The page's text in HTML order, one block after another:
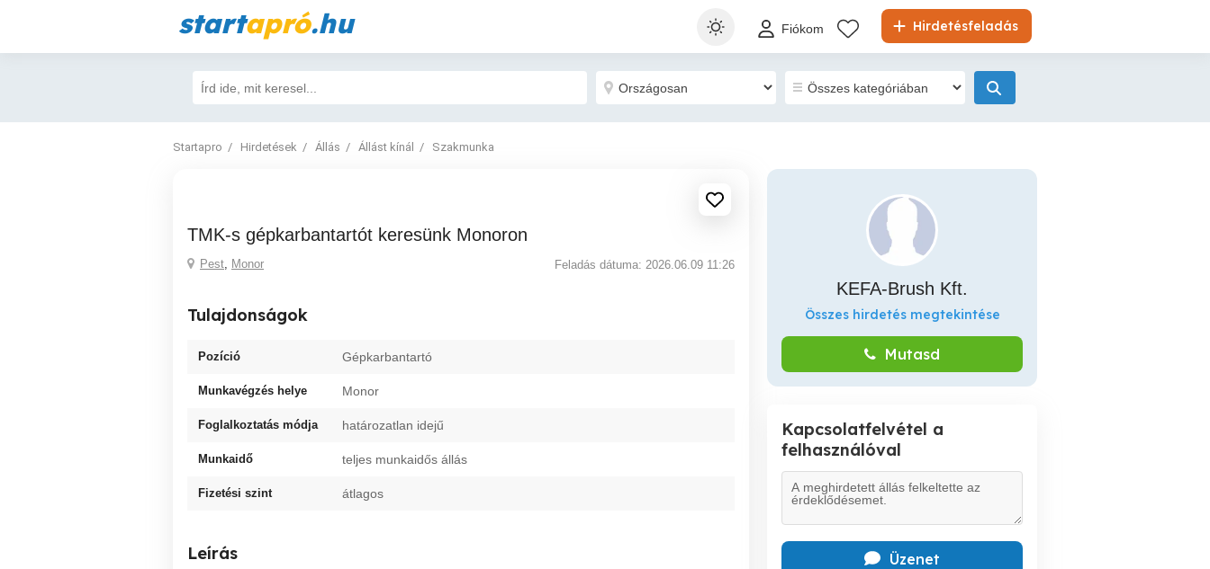
startapró.hu Hirdetésfeladás
Fiókom
Startapro Hirdetések Állás Állást kínál Szakmunka
TMK-s gépkarbantartót keresünk Monoron
Pest, Monor Feladás dátuma: 2026.06.09 11:26
Tulajdonságok
Pozíció Gépkarbantartó
Munkavégzés helye Monor
Foglalkoztatás módja határozatlan idejű
Munkaidő teljes munkaidős állás
Fizetési szint átlagos
Leírás
KEFA-Brush Kft.
Összes hirdetés megtekintése
Mutasd
Kapcsolatfelvétel a
felhasználóval
Üzenet